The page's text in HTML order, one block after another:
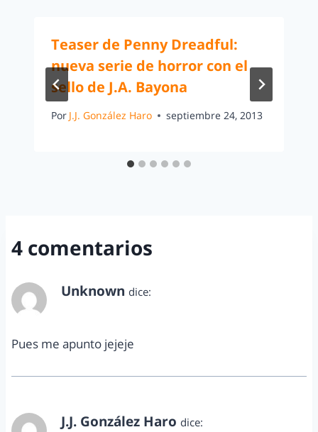
Teaser de Penny Dreadful:
nueva serie de horror con el
sello de J.A. Bayona
Por J.J. González Haro septiembre 24, 2013
4 comentarios
Unknown dice:
Pues me apunto jejeje
J.J. González Haro dice: